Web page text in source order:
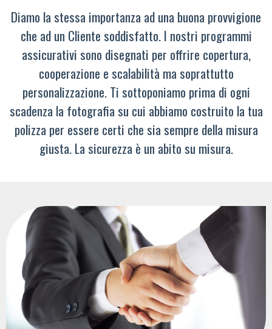
Diamo la stessa importanza ad una buona provvigione
che ad un Cliente soddisfatto. I nostri programmi
assicurativi sono disegnati per offrire copertura,
cooperazione e scalabilità ma soprattutto
personalizzazione. Ti sottoponiamo prima di ogni
scadenza la fotografia su cui abbiamo costruito la tua
polizza per essere certi che sia sempre della misura
giusta. La sicurezza è un abito su misura.